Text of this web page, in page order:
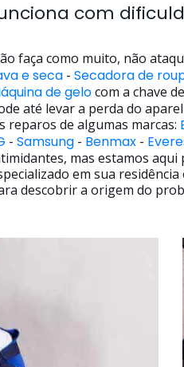
com
faça como muito, não
e seca- Secadora de
de gelocom a chave
até levar a perda do
reparos de algumas marcas:
- Samsung- Benmax-
mas estamos aqui
em sua
descobrir a origem do